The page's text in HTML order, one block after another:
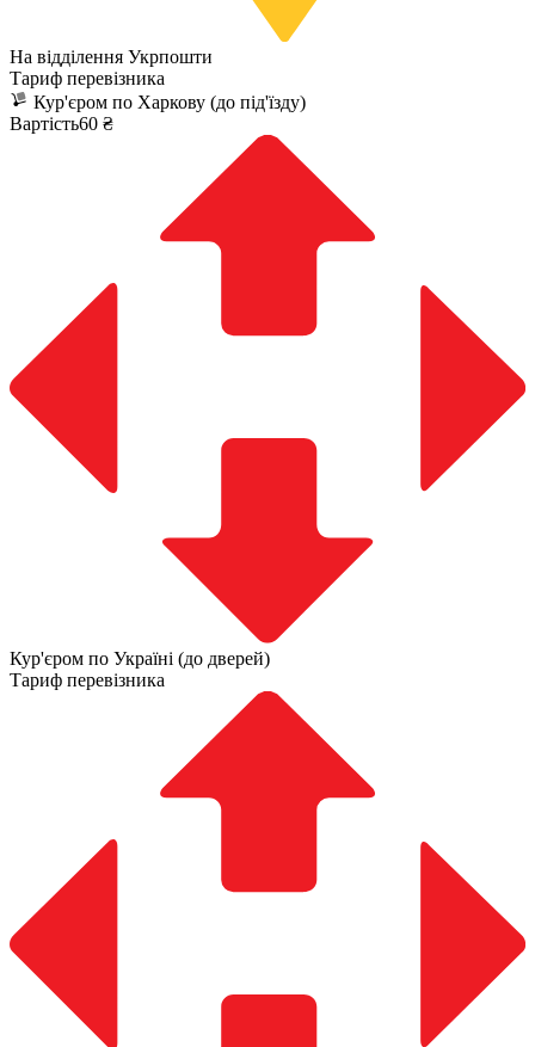
На відділення Укрпошти
Тариф перевізника
Кур'єром по Харкову (до під'їзду)
Вартість60 ₴
Кур'єром по Україні (до дверей)
Тариф перевізника